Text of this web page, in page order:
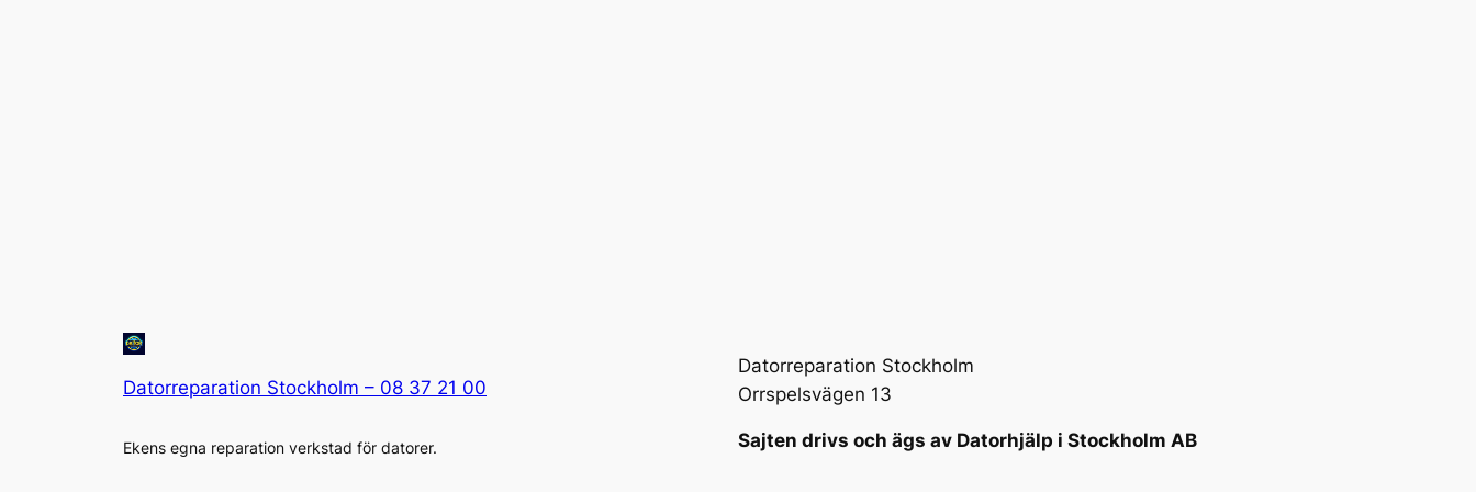
Datorreparation Stockholm – 08 37 21 00
Ekens egna reparation verkstad för datorer.
Datorreparation Stockholm
Orrspelsvägen 13
Sajten drivs och ägs av Datorhjälp i Stockholm AB